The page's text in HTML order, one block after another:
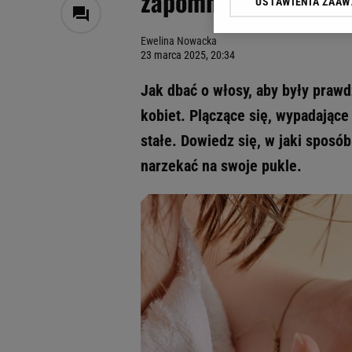
Ewelina Nowacka
23 marca 2025, 20:34
Jak dbać o włosy, aby były
kobiet. Plączące się,
stałe. Dowiedz się, w jaki
narzekać na swoje pukle.
Klikając „Akceptuję”
odnośnik „Ustawienia
My, nasi Zaufani
Użycie dokładnych
Przechowywanie
badnie odbiorców i